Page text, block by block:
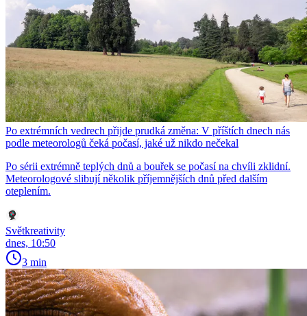
Po extrémních vedrech přijde prudká změna: V příštích dnech nás
podle meteorologů čeká počasí, jaké už nikdo nečekal
Po sérii extrémně teplých dnů a bouřek se počasí na chvíli zklidní.
Meteorologové slibují několik příjemnějších dnů před dalším
oteplením.
Světkreativity
dnes, 10:50
3 min